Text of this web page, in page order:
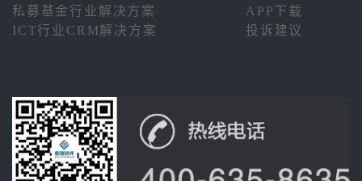
私募基金行业解决方案
APP下载
ICT行业CRM解决方案
投诉建议